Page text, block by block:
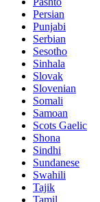
Persian
Punjabi
Serbian
Sesotho
Sinhala
Slovak
Slovenian
Somali
Samoan
Scots Gaelic
Shona
Sindhi
Sundanese
Swahili
Tajik
Tamil